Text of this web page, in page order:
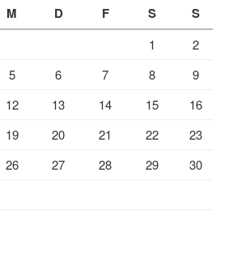
M D F S S
1
2
5 6 7 8
9
12 13 14 15
16
19 20 21 22
23
26 27 28 29
30